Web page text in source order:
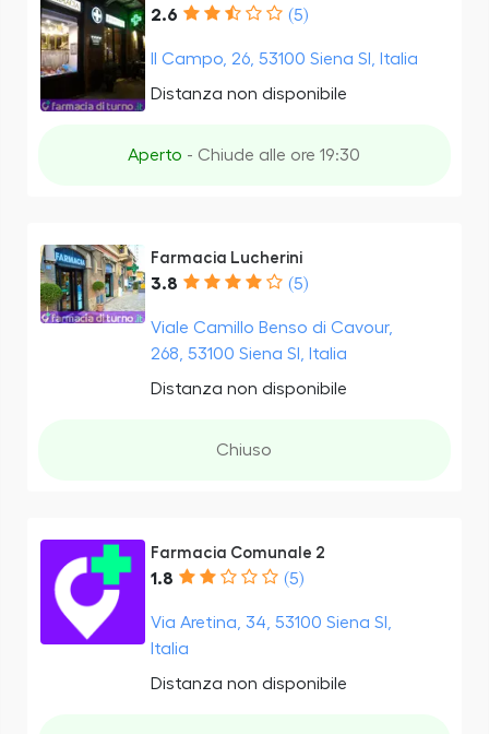
2.6 (5)
Il Campo, 26, 53100 Siena SI, Italia
Distanza non disponibile
Aperto - Chiude alle ore 19:30
Farmacia Lucherini
3.8 (5)
Viale Camillo Benso di Cavour,
268, 53100 Siena SI, Italia
Distanza non disponibile
Chiuso
Farmacia Comunale 2
1.8 (5)
Via Aretina, 34, 53100 Siena SI,
Italia
Distanza non disponibile